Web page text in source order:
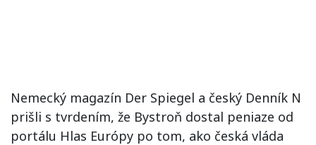
Nemecký magazín Der Spiegel a český Denník N
prišli s tvrdením, že Bystroň dostal peniaze od
portálu Hlas Európy po tom, ako česká vláda